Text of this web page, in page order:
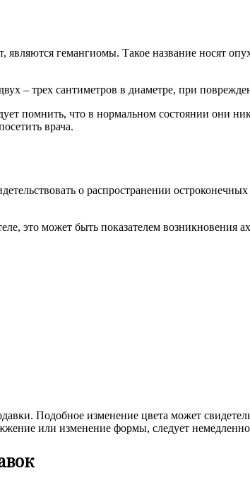
гемангиомы. Такое название носят
– трех сантиметров в диаметре, при
помнить, что в нормальном состоянии они
врача.
о распространении
это может быть показателем
Подобное изменение цвета может
или изменение формы, следует немедленно